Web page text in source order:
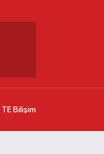
TE Bilişim